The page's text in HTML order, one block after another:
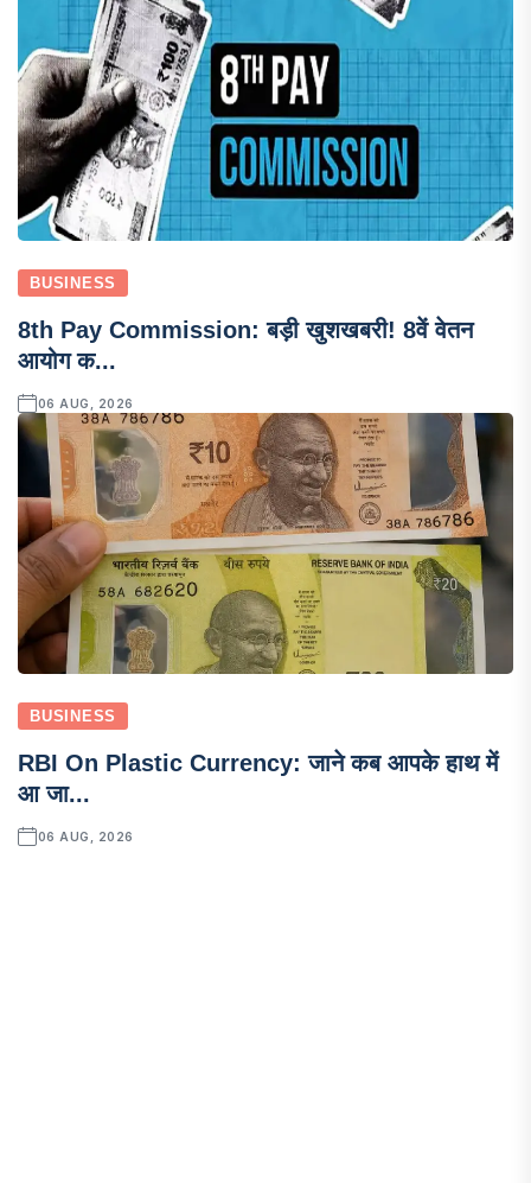
BUSINESS
8th Pay Commission: बड़ी खुशखबरी! 8वें वेतन
आयोग क...
06 AUG, 2026
BUSINESS
RBI On Plastic Currency: जाने कब आपके हाथ में
आ जा...
06 AUG, 2026